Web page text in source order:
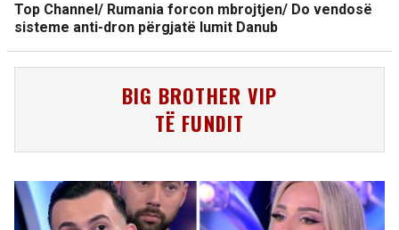
Top Channel/ Rumania forcon mbrojtjen/ Do vendosë
sisteme anti-dron përgjatë lumit Danub
BIG BROTHER VIP
TË FUNDIT